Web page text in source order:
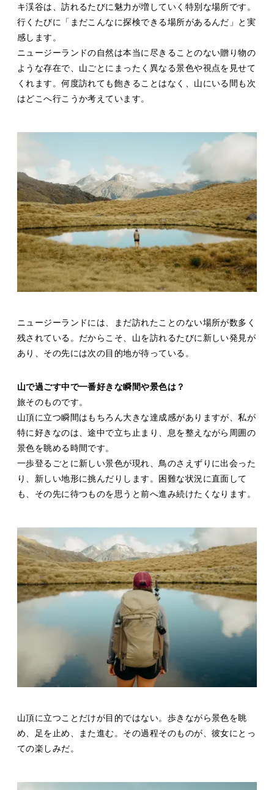
キ渓谷は、訪れるたびに魅力が増していく特別な場所です。
行くたびに「まだこんなに探検できる場所があるんだ」と実
感します。
ニュージーランドの自然は本当に尽きることのない贈り物の
ような存在で、山ごとにまったく異なる景色や視点を見せて
くれます。何度訪れても飽きることはなく、山にいる間も次
はどこへ行こうか考えています。
ニュージーランドには、まだ訪れたことのない場所が数多く
残されている。だからこそ、山を訪れるたびに新しい発見が
あり、その先には次の目的地が待っている。
山で過ごす中で一番好きな瞬間や景色は？
旅そのものです。
山頂に立つ瞬間はもちろん大きな達成感がありますが、私が
特に好きなのは、途中で立ち止まり、息を整えながら周囲の
景色を眺める時間です。
一歩登るごとに新しい景色が現れ、鳥のさえずりに出会った
り、新しい地形に挑んだりします。困難な状況に直面して
も、その先に待つものを思うと前へ進み続けたくなります。
山頂に立つことだけが目的ではない。歩きながら景色を眺
め、足を止め、また進む。その過程そのものが、彼女にとっ
ての楽しみだ。